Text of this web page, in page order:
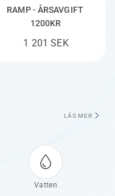
RAMP - ÅRSAVGIFT
1200KR
1 201 SEK
LÄS MER
Vatten